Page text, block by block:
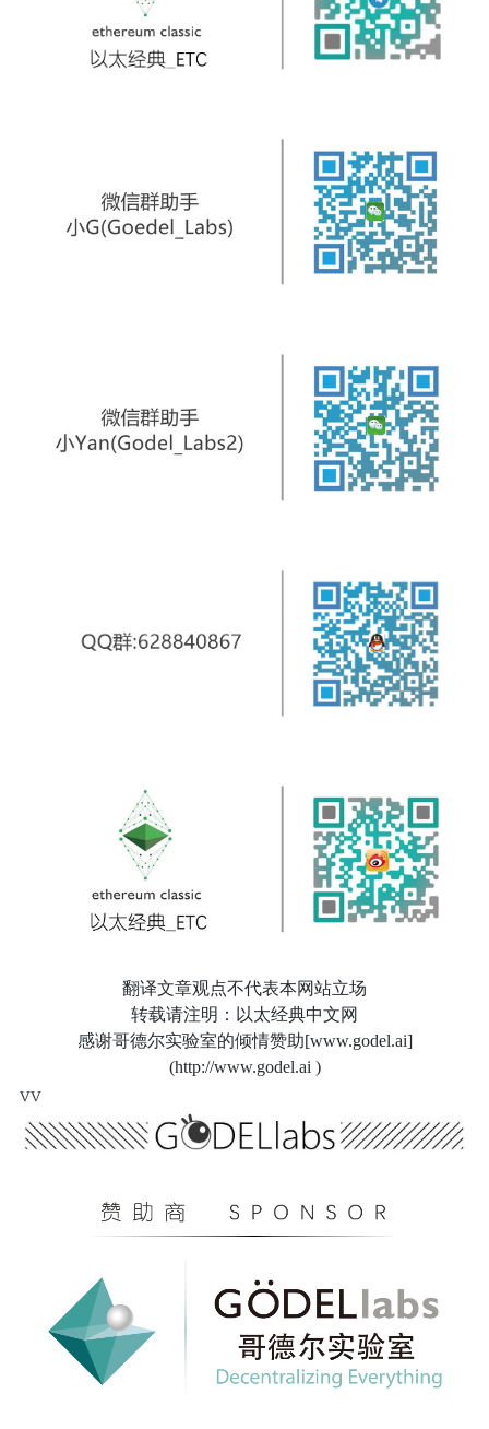
翻译文章观点不代表本网站立场
转载请注明：以太经典中文网
感谢哥德尔实验室的倾情赞助[www.godel.ai]
(http://www.godel.ai )
vv